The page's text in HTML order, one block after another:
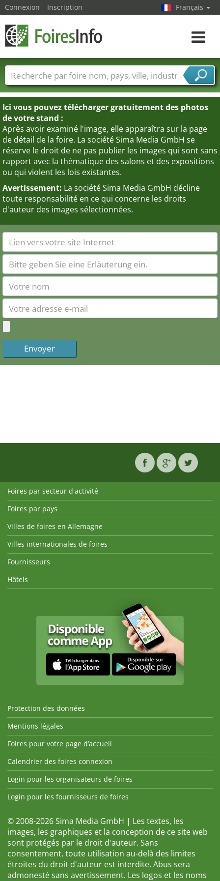
Ici vous pouvez télécharger gratuitement des photos
de votre stand :
Après avoir examiné l'image, elle apparaîtra sur la page
de détail de la foire. La société Sima Media GmbH se
réserve le droit de ne pas publier les images qui sont sans
rapport avec la thématique des salons et des expositions
ou qui violent les lois existantes.
Avertissement: La société Sima Media GmbH décline
toute responsabilité en ce qui concerne les droits
d'auteur des images sélectionnées.
Connexion Inscription Français
Toggle
Foire noms Pays Villes
Secteurs de foire
Secteurs du fournisseur de services
Foires par secteur d'activité
Foires par pays
Villes de foires en Allemagne
Villes internationales de foires
Fournisseurs
Hôtels
Protection des données
Mentions légales
Foires pour votre page d’accueil
Calendrier des foires connexion
Login pour les organisateurs de foires
Login pour les fournisseurs de foires
© 2008-2026 Sima Media GmbH | Les textes, les
images, les graphiques et la conception de ce site web
sont protégés par le droit d'auteur. Sans
consentement, toute utilisation au-delà des limites
étroites du droit d'auteur est interdite. Abus sera
admonesté sans avertissement. Les logos et les noms